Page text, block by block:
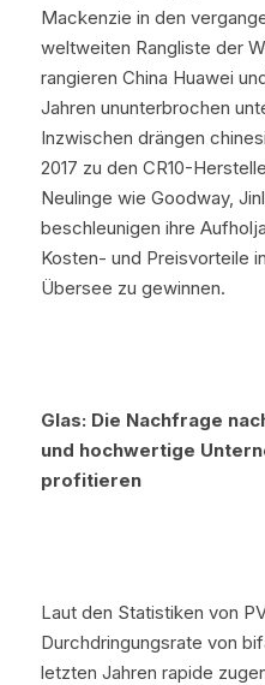
Mackenzie in den
weltweiten Rangliste der
rangieren China Huawei
Jahren ununterbrochen
Inzwischen drängen
2017 zu den CR10-
Neulinge wie Goodway,
beschleunigen ihre
Kosten- und Preisvorteile
Übersee zu gewinnen.
Glas: Die Nachfrage
und hochwertige
profitieren
Laut den Statistiken von
Durchdringungsrate von
letzten Jahren rapide